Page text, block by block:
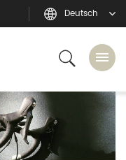
Deutsch